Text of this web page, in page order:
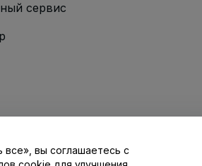
сервис
/ Свяжитесь с нами
вы соглашаетесь с